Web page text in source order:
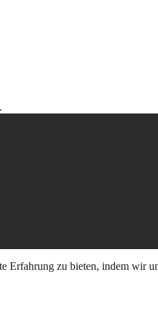
Erfahrung zu bieten, indem